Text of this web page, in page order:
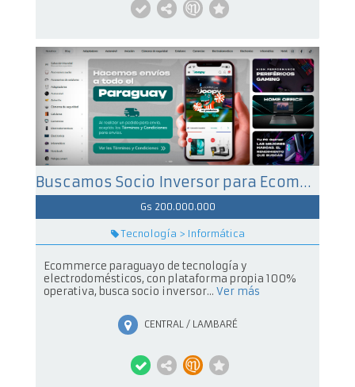
Buscamos Socio Inversor para Ecommerce de Tecnología en Marcha - Ideal para Financiera
Gs 200.000.000
Tecnología > Informática
Ecommerce paraguayo de tecnología y
electrodomésticos, con plataforma propia 100%
operativa, busca socio inversor... Ver más
CENTRAL / LAMBARÉ